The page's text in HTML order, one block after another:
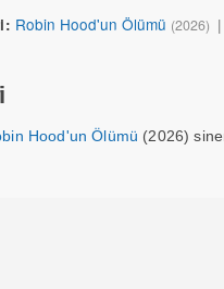
Robin Hood'un Ölümü (2026) |
Hood'un Ölümü (2026)